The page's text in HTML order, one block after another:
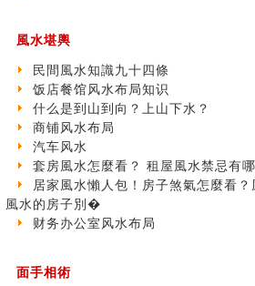
四墓库真诠
套房風水怎麼看？ 租屋風水禁忌有
意！
精选1500个五行属金的字
玄空本义(九)
八字十神与坐基关系详解
精选1000个五行属土的字
人的面相看财运
玄空本义(八)
六爻算卦：测腹中胎儿是男是女
精选1000个五行属火的字
二
生
肖
运
程
(兔
龙
蛇)
二
生
肖
运
程
(鼠
牛
虎)
生
肖
运
程
狗
猪)
生
肖
运
羊
猴)
風水堪輿
民間風水知識九十四條
饭店餐馆风水布局知识
什么是到山到向？上山下水？
商铺风水布局
汽车风水
套房風水怎麼看？ 租屋風水禁忌有
居家風水懶人包！房子煞氣怎麼看
風水的房子別�
财务办公室风水布局
面手相術